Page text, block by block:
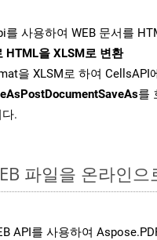
를 사용하여 WEB 문서를
HTML을 XLSM로 변환
을 XLSM로 하여 CellsAPI
를
.
파일을 온라인
API를 사용하여